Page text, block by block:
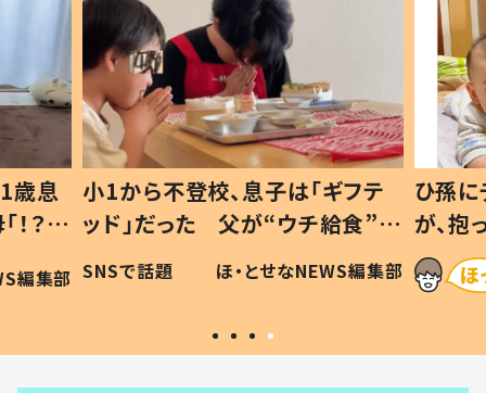
歳息
？」
編集部
小1から不登校、息子は「ギフテ
ッド」だった 父が“ウチ給食”を
作り続ける理由とは #令和の親
#令和の子
SNSで話題 ほ・とせなNEWS編集部
ひ孫
が、
「涙が
い」